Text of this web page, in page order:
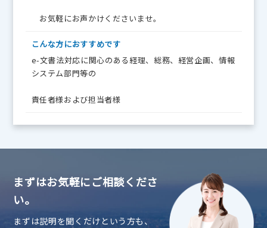
お気軽にお声かけくださいませ。
こんな方におすすめです
e-文書法対応に関心のある経理、総務、経営企画、情報
システム部門等の
責任者様および担当者様
まずはお気軽にご相談くださ
い。
まずは説明を聞くだけという方も、